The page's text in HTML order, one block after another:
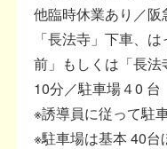
他臨時休業あり／
「長法寺」下車、
前」もしくは「長
10分／駐車場４0 台
※誘導員に従って駐
※駐車場は基本 40